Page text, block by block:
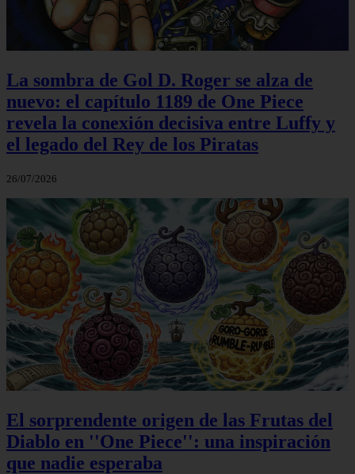
La sombra de Gol D. Roger se alza de
nuevo: el capítulo 1189 de One Piece
revela la conexión decisiva entre Luffy y
el legado del Rey de los Piratas
26/07/2026
El sorprendente origen de las Frutas del
Diablo en ''One Piece'': una inspiración
que nadie esperaba